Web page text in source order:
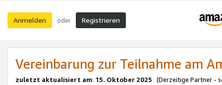
Anmelden oder Registrieren
Vereinbarung zur Teilnahme am
zuletzt aktualisiert am: 15. Oktober 2025 (Derzeitige Partner -